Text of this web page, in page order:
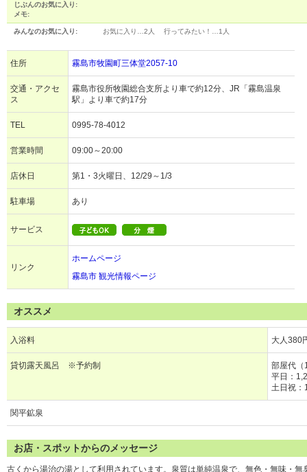
じぶんのお気に入り:
メモ:
みんなのお気に入り: お気に入り… 2人 行ってみたい！… 1人
住所 霧島市牧園町三体堂2057-10
交通・アクセ
ス
霧島市役所牧園総合支所より車で約12分、JR「霧島温泉
駅」より車で約17分
TEL 0995-78-4012
営業時間 09:00～20:00
店休日 第1・3火曜日、12/29～1/3
駐車場 あり
サービス
リンク
ホームページ
霧島市 観光情報ページ
オススメ
入浴料 大人380
貸切露天風呂 ※予約制
部屋代（
平日：
土日祝
関平鉱泉
お店・スポットからのメッセージ
古くから湯治の湯として利用されています。泉質は単純温泉で、無色・無味・